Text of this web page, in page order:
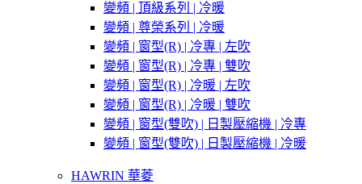
變頻 | 頂級系列 | 冷暖
變頻 | 尊榮系列 | 冷暖
變頻 | 窗型(R) | 冷專 | 左吹
變頻 | 窗型(R) | 冷專 | 雙吹
變頻 | 窗型(R) | 冷暖 | 左吹
變頻 | 窗型(R) | 冷暖 | 雙吹
變頻 | 窗型(雙吹) | 日製壓縮機 | 冷專
變頻 | 窗型(雙吹) | 日製壓縮機 | 冷暖
HAWRIN 華菱